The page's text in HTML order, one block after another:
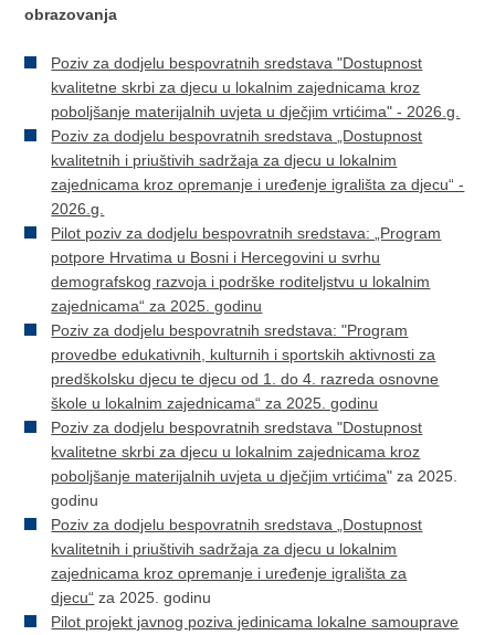
obrazovanja
Poziv za dodjelu bespovratnih sredstava "Dostupnost
kvalitetne skrbi za djecu u lokalnim zajednicama kroz
poboljšanje materijalnih uvjeta u dječjim vrtićima" - 2026.g.
Poziv za dodjelu bespovratnih sredstava „Dostupnost
kvalitetnih i priuštivih sadržaja za djecu u lokalnim
zajednicama kroz opremanje i uređenje igrališta za djecu“ -
2026.g.
Pilot poziv za dodjelu bespovratnih sredstava: „Program
potpore Hrvatima u Bosni i Hercegovini u svrhu
demografskog razvoja i podrške roditeljstvu u lokalnim
zajednicama“ za 2025. godinu
Poziv za dodjelu bespovratnih sredstava: "Program
provedbe edukativnih, kulturnih i sportskih aktivnosti za
predškolsku djecu te djecu od 1. do 4. razreda osnovne
škole u lokalnim zajednicama“ za 2025. godinu
Poziv za dodjelu bespovratnih sredstava "Dostupnost
kvalitetne skrbi za djecu u lokalnim zajednicama kroz
poboljšanje materijalnih uvjeta u dječjim vrtićima" za 2025.
godinu
Poziv za dodjelu bespovratnih sredstava „Dostupnost
kvalitetnih i priuštivih sadržaja za djecu u lokalnim
zajednicama kroz opremanje i uređenje igrališta za
djecu“ za 2025. godinu
Pilot projekt javnog poziva jedinicama lokalne samouprave